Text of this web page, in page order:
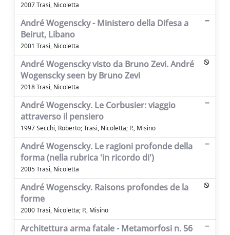
2007 Trasi, Nicoletta
André Wogenscky - Ministero della Difesa a
Beirut, Libano
2001 Trasi, Nicoletta
André Wogenscky visto da Bruno Zevi. André
Wogenscky seen by Bruno Zevi
2018 Trasi, Nicoletta
André Wogenscky. Le Corbusier: viaggio
attraverso il pensiero
1997 Secchi, Roberto; Trasi, Nicoletta; P., Misino
André Wogenscky. Le ragioni profonde della
forma (nella rubrica 'in ricordo di')
2005 Trasi, Nicoletta
André Wogenscky. Raisons profondes de la
forme
2000 Trasi, Nicoletta; P., Misino
Architettura arma fatale - Metamorfosi n. 56